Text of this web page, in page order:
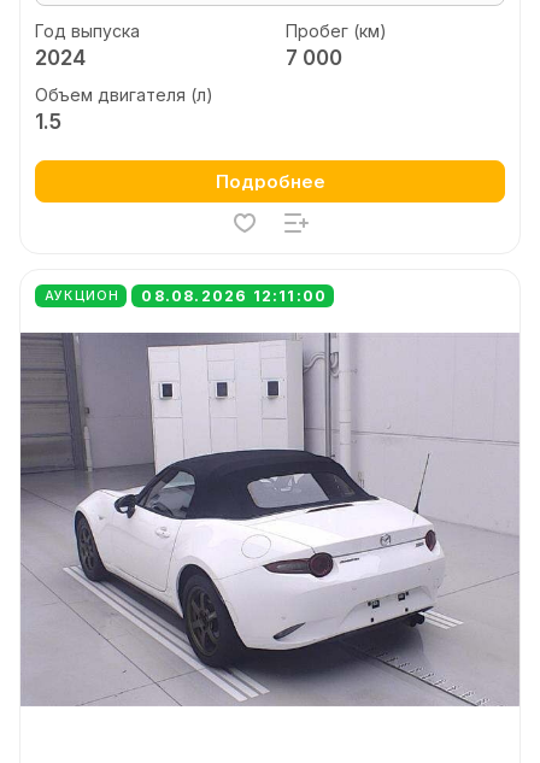
Год выпуска
2024
Пробег (км)
7 000
Объем двигателя (л)
1.5
Подробнее
АУКЦИОН 08.08.2026 12:11:00